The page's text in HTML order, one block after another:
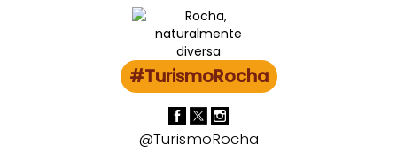
#TurismoRocha
@TurismoRocha